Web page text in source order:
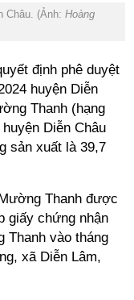
Châu. (Ảnh: Hoàng
định phê duyệt
huyện Diễn
Thanh (hạng
Diễn Châu
sản xuất là 39,7
Thanh được
giấy chứng nhận
Thanh vào tháng
xã Diễn Lâm,